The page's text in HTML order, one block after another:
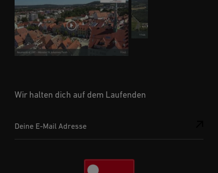
Wir halten dich auf dem Laufenden
Deine E-Mail Adresse